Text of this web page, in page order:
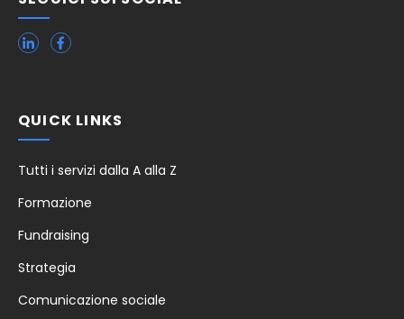
QUICK LINKS
Tutti i servizi dalla A alla Z
Formazione
Fundraising
Strategia
Comunicazione sociale